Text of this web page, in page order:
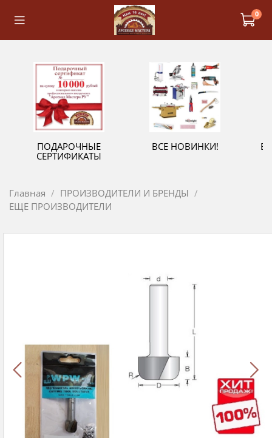
0
ПОДАРОЧНЫЕ
СЕРТИФИКАТЫ
ВСЕ НОВИНКИ!
Главная
ПРОИЗВОДИТЕЛИ И БРЕНДЫ
ЕЩЕ ПРОИЗВОДИТЕЛИ